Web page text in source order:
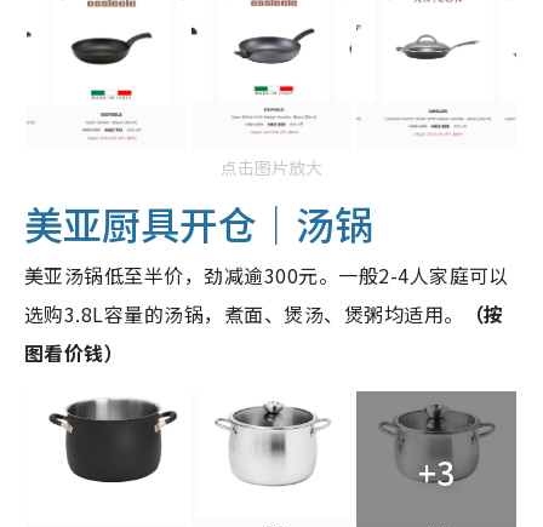
点击图片放大
美亚厨具开仓｜汤锅
美亚汤锅低至半价，劲减逾300元。一般2-4人家庭可以
选购3.8L容量的汤锅，煮面、煲汤、煲粥均适用。
（按
图看价钱）
+3